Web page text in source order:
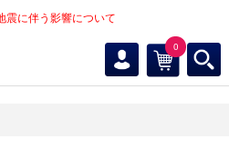
震に伴う影響について
0